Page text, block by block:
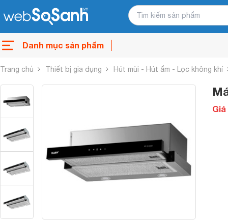
Danh mục sản phẩm
Trang chủ Thiết bị gia dụng Hút mùi - Hút ẩm - Lọc không khí
Giá